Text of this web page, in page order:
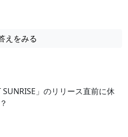
えをみる
」のリリース直前に休